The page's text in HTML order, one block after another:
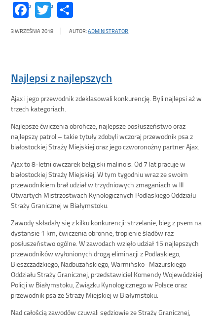
Facebook
Twitter
3 WRZEŚNIA 2018 AUTOR:ADMINISTRATOR
Najlepsi z najlepszych
Ajax i jego przewodnik zdeklasowali konkurencję. Byli najlepsi aż w
trzech kategoriach.
Najlepsze ćwiczenia obrończe, najlepsze posłuszeństwo oraz
najlepszy patrol – takie tytuły zdobyli wczoraj przewodnik psa z
białostockiej Straży Miejskiej oraz jego czworonożny partner Ajax.
Ajax to 8-letni owczarek belgijski malinois. Od 7 lat pracuje w
białostockiej Straży Miejskiej. W tym tygodniu wraz ze swoim
przewodnikiem brał udział w trzydniowych zmaganiach w III
Otwartych Mistrzostwach Kynologicznych Podlaskiego Oddziału
Straży Granicznej w Białymstoku.
Zawody składały się z kilku konkurencji: strzelanie, bieg z psem na
dystansie 1 km, ćwiczenia obronne, tropienie śladów raz
posłuszeństwo ogólne. W zawodach wzięło udział 15 najlepszych
przewodników wyłonionych drogą eliminacji z Podlaskiego,
Bieszczadzkiego, Nadbużańskiego, Warmińsko- Mazurskiego
Oddziału Straży Granicznej, przedstawiciel Komendy Wojewódzkiej
Policji w Białymstoku, Związku Kynologicznego w Polsce oraz
przewodnik psa ze Straży Miejskiej w Białymstoku.
Nad całością zawodów czuwali sędziowie ze Straży Granicznej,